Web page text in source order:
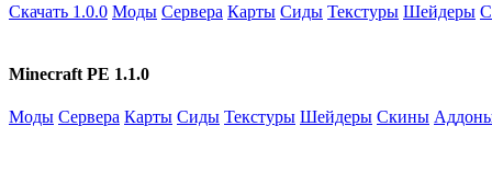
Скачать 1.0.0 Моды Сервера Карты Сиды Текстуры Шейдеры
Minecraft PE 1.1.0
Моды Сервера Карты Сиды Текстуры Шейдеры Скины